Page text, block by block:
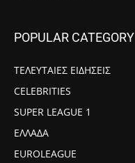
POPULAR CATEGORY
ΤΕΛΕΥΤΑΙΕΣ ΕΙΔΗΣΕΙΣ
CELEBRITIES
SUPER LEAGUE 1
ΕΛΛΑΔΑ
EUROLEAGUE